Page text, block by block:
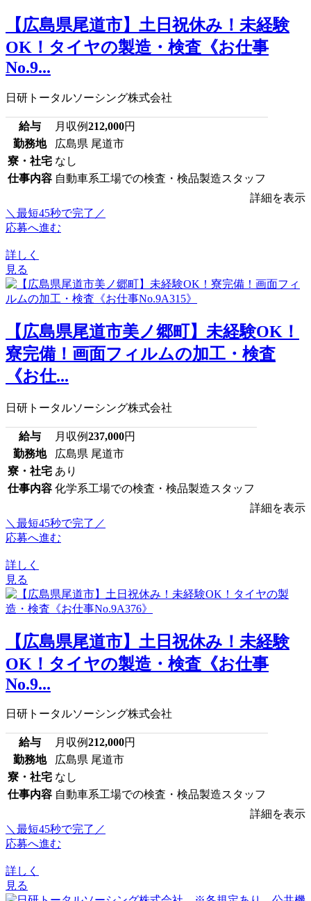
【広島県尾道市】土日祝休み！未経験
OK！タイヤの製造・検査《お仕事
No.9...
日研トータルソーシング株式会社
給与 月収例212,000円
勤務地
広島県 尾道市
寮・社宅 なし
仕事内容 自動車系工場での検査・検品製造スタッフ
詳細を表示
＼最短45秒で完了／
応募へ進む
詳しく
見る
【広島県尾道市美ノ郷町】未経験OK！
寮完備！画面フィルムの加工・検査
《お仕...
日研トータルソーシング株式会社
給与 月収例237,000円
勤務地
広島県 尾道市
寮・社宅 あり
仕事内容 化学系工場での検査・検品製造スタッフ
詳細を表示
＼最短45秒で完了／
応募へ進む
詳しく
見る
【広島県尾道市】土日祝休み！未経験
OK！タイヤの製造・検査《お仕事
No.9...
日研トータルソーシング株式会社
給与 月収例212,000円
勤務地
広島県 尾道市
寮・社宅 なし
仕事内容 自動車系工場での検査・検品製造スタッフ
詳細を表示
＼最短45秒で完了／
応募へ進む
詳しく
見る